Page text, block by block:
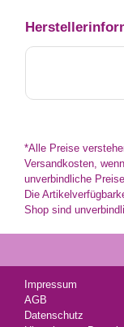
*Alle Preise
Versandkosten,
unverbindliche
Die
Shop sind
Impressum
AGB
Datenschutz